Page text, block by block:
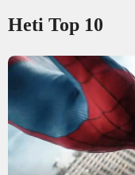
Heti Top 10